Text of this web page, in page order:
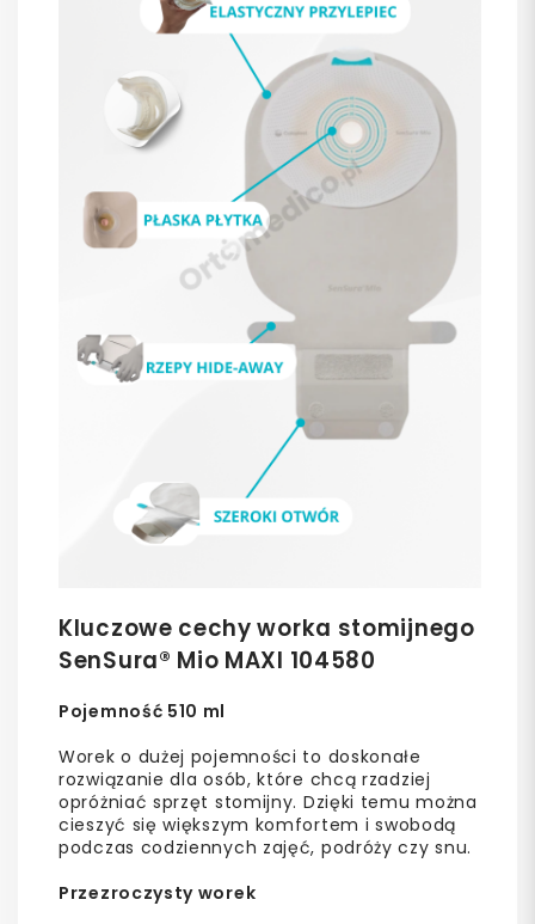
Kluczowe cechy worka stomijnego
SenSura® Mio MAXI 104580
Pojemność 510 ml
Worek o dużej pojemności to doskonałe
rozwiązanie dla osób, które chcą rzadziej
opróżniać sprzęt stomijny. Dzięki temu można
cieszyć się większym komfortem i swobodą
podczas codziennych zajęć, podróży czy snu.
Przezroczysty worek